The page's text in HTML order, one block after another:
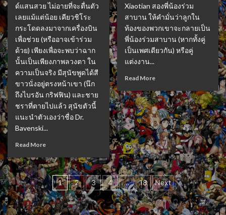
ด์แสนสวย ไม่อายที่จะตื่นตัว
เลยแม้แต่น้อย เคียวชิโระ
กระโดดลงมาจากเครื่องบิน
เพื่อช่วย (หรืออาจเข้าร่วม
ด้วย) เพียงเพื่อจะพบว่าฉาก
นั้นเป็นเพียงภาพลวงตา ใน
ความเป็นจริง มีสุนัขพูดได้สี
ขาวนั่งอยู่ตรงหน้าเขา (นึก
ถึงไบรอัน กริฟฟิน) และชาย
ชราที่ตายไปแล้ว สุนัขตัวนี้
แนะนำตัวเองว่าชื่อ Dr.
Bavenski...
Read More
Xiaotian สองพี่น้องร่วม
สาบาน ให้คำมั่นว่าลูกใน
ท้องของพวกเขาจะกลายเป็น
พี่น้องร่วมสาบาน (หากทั้งคู่
เป็นเพศเดียวกัน) หรือคู่
แต่งงาน...
Read More
Posts
pagination
1 2 3 4 … 18 Next